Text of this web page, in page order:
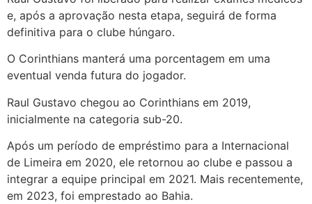
e, após a aprovação nesta etapa, seguirá de forma
definitiva para o clube húngaro.
O Corinthians manterá uma porcentagem em uma
eventual venda futura do jogador.
Raul Gustavo chegou ao Corinthians em 2019,
inicialmente na categoria sub-20.
Após um período de empréstimo para a Internacional
de Limeira em 2020, ele retornou ao clube e passou a
integrar a equipe principal em 2021. Mais recentemente,
em 2023, foi emprestado ao Bahia.